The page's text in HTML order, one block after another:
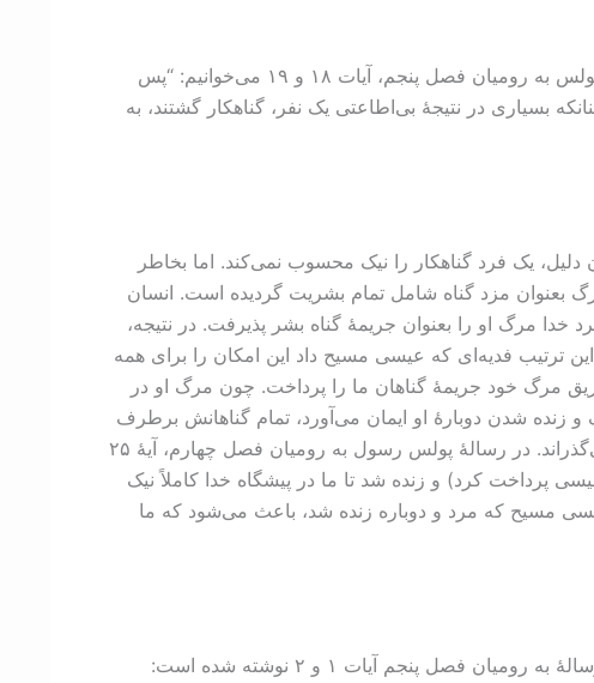
سؤال ديگری که می‌خواهیم به آن پاسخ بدهیم این است که، نتایج فدیه‌ای که عیسی مسیح داد چه هستند؟ در رسالۀ پولس به رومیان فصل پنجم، آیات ۱۸ و ۱۹ می‌خوانیم: “پس
بسیاری در نتیجۀ بی‌اطاعتی یک نفر، گناهکار گشتند، به
یک فرد گناهکار را نیک محسوب نمی‌کند. اما بخاطر
بعنوان مزد گناه شامل تمام بشریت گردیده است. انسان
مرگ او را بعنوان جریمۀ گناه بشر پذیرفت. در نتیجه،
ترتیب فدیه‌ای که عیسی مسیح داد این امکان را برای همه
مرگ خود جریمۀ گناهان ما را پرداخت. چون مرگ او در
شدن دوبارۀ او ایمان می‌آورد، تمام گناهانش برطرف
می‌شود و در پیشگاه خدا کاملاً نیک محسوب خواهد شد. ضمناً چنین شخصی زندگی جاوید می‌یابد و ابدیت را با خدا می‌گذراند. در رسالۀ پولس رسول به رومیان فصل چهارم، آیۀ ۲۵
پرداخت کرد) و زنده شد تا ما در پیشگاه خدا کاملاً نیک
مسیح که مرد و دوباره زنده شد، باعث می‌شود که ما
ایماندارِ به مسیح، علاوه بر اینکه عادل محسوب می‌شود و حیات می‌یابد از صلح و آشتی با خدا بهره‌مند می‌گردد. در رسالۀ به رومیان فصل پنجم آیات ۱ و ۲ نوشته شده است: